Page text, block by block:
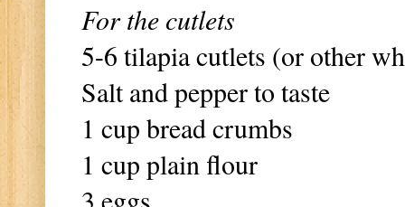
For the cutlets
5-6 tilapia cutlets (or other
Salt and pepper to taste
1 cup bread crumbs
1 cup plain flour